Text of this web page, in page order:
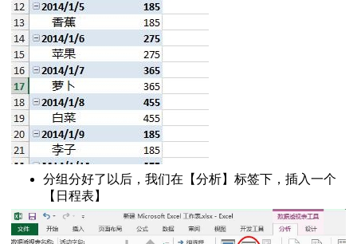
教程
问题警告
教程
数据分析
分组分好了以后，我们在【分析】标签下，插入一个
【日程表】